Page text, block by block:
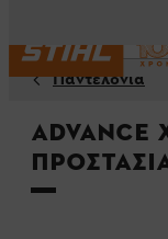
Παντελόνια